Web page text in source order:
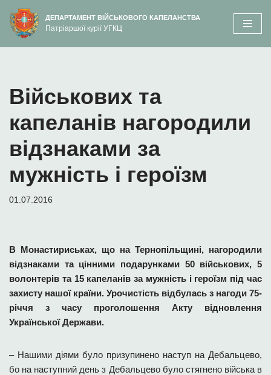
вмісту
Перейти
до
ДЕПАРТАМЕНТ ВІЙСЬКОВОГО КАПЕЛАНСТВА
Патріаршої курії УГКЦ
Військових та
капеланів нагородили
відзнаками за
мужність і героїзм
01.07.2016
В Монастириськах, що на Тернопільщині, нагородили
відзнаками та цінними подарунками 50 військових, 5
волонтерів та 15 капеланів за мужність і героїзм під час
захисту нашої країни. Урочистість відбулась з нагоди 75-
річчя з часу проголошення Акту відновлення
Української Держави.
– Нашими діями було призупинено наступ на Дебальцево,
бо на наступний день з Дебальцево було стягнено війська в